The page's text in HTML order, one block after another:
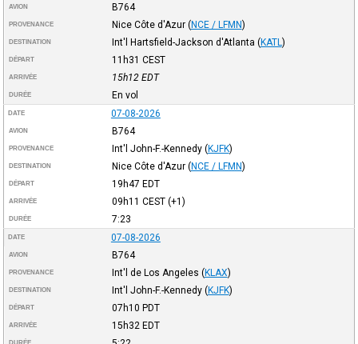
AVION B764
PROVENANCE Nice Côte d'Azur (NCE / LFMN)
DESTINATION Int'l Hartsfield-Jackson d'Atlanta (KATL )
DÉPART 11h31 CEST
ARRIVÉE 15h12 EDT
DURÉE En vol
DATE 07-08-2026
AVION B764
PROVENANCE Int'l John-F.-Kennedy (KJFK)
DESTINATION Nice Côte d'Azur (NCE / LFMN)
DÉPART 19h47 EDT
ARRIVÉE 09h11 CEST(+1)
DURÉE 7:23
DATE 07-08-2026
AVION B764
PROVENANCE Int'l de Los Angeles (KLAX)
DESTINATION Int'l John-F.-Kennedy (KJFK)
DÉPART 07h10 PDT
ARRIVÉE 15h32 EDT